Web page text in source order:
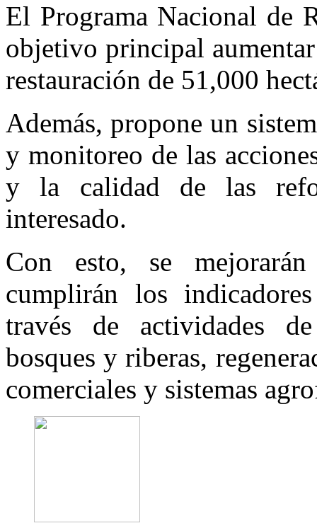
El Programa Nacional de
objetivo principal
restauración de 51,000
Además, propone un
y monitoreo de las
y la calidad de las
interesado.
Con esto, se
cumplirán los
través de actividades
bosques y riberas,
comerciales y sistemas